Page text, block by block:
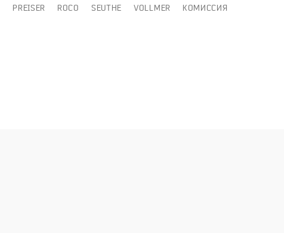
PREISER ROCO SEUTHE VOLLMER КОМИССИЯ